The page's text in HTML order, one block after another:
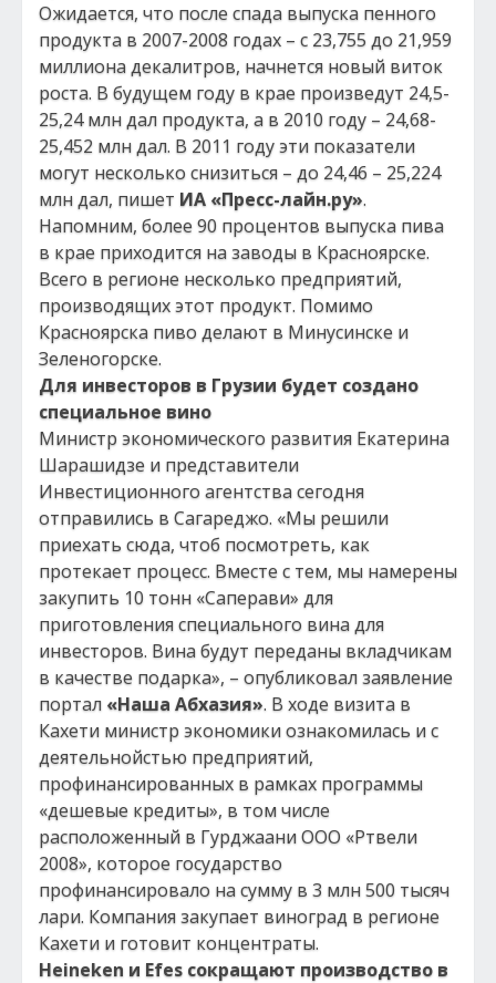
Ожидается, что после спада выпуска пенного
продукта в 2007-2008 годах – с 23,755 до 21,959
миллиона декалитров, начнется новый виток
роста. В будущем году в крае произведут 24,5-
25,24 млн дал продукта, а в 2010 году – 24,68-
25,452 млн дал. В 2011 году эти показатели
могут несколько снизиться – до 24,46 – 25,224
млн дал, пишет ИА «Пресс-лайн.ру».
Напомним, более 90 процентов выпуска пива
в крае приходится на заводы в Красноярске.
Всего в регионе несколько предприятий,
производящих этот продукт. Помимо
Красноярска пиво делают в Минусинске и
Зеленогорске.
Для инвесторов в Грузии будет создано
специальное вино
Министр экономического развития Екатерина
Шарашидзе и представители
Инвестиционного агентства сегодня
отправились в Сагареджо. «Мы решили
приехать сюда, чтоб посмотреть, как
протекает процесс. Вместе с тем, мы намерены
закупить 10 тонн «Саперави» для
приготовления специального вина для
инвесторов. Вина будут переданы вкладчикам
в качестве подарка», – опубликовал заявление
портал «Наша Абхазия». В ходе визита в
Кахети министр экономики ознакомилась и с
деятельнойстью предприятий,
профинансированных в рамках программы
«дешевые кредиты», в том числе
расположенный в Гурджаани ООО «Ртвели
2008», которое государство
профинансировало на сумму в 3 млн 500 тысяч
лари. Компания закупает виноград в регионе
Кахети и готовит концентраты.
Heineken и Efes сокращают производство в